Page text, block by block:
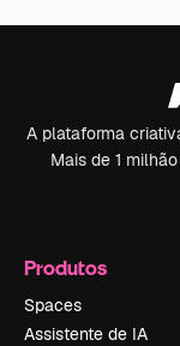
A plataforma
Mais de 1
Produtos
Spaces
Assistente de IA